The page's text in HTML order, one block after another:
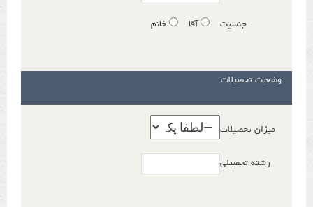
جنسیت آقا خانم
وضعیت تحصیلات
میزان تحصیلات
رشته تحصیلی